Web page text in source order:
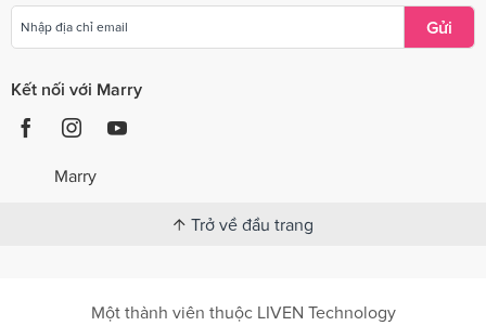
Gửi
Kết nối với Marry
Marry
Trở về đầu trang
Một thành viên thuộc LIVEN Technology